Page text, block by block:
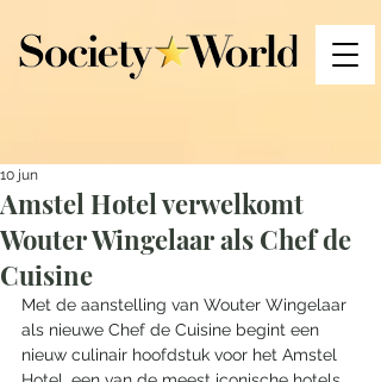
Amstel Hotel verwelkomt
Wouter Wingelaar als Chef de
Cuisine
10 jun
Met de aanstelling van Wouter Wingelaar
als nieuwe Chef de Cuisine begint een
nieuw culinair hoofdstuk voor het Amstel